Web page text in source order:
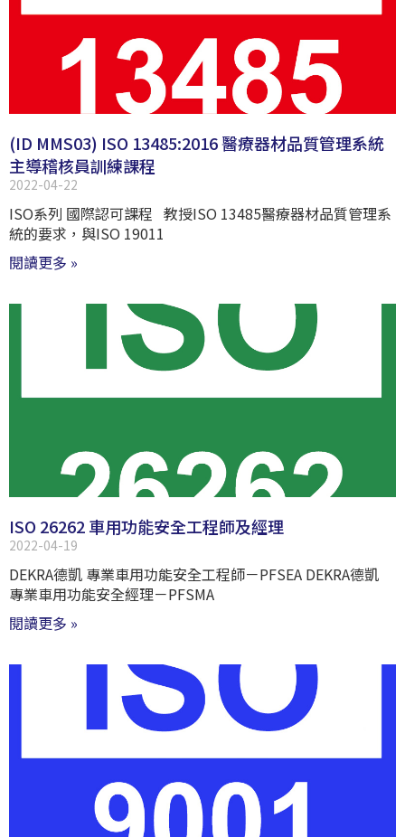
(ID MMS03) ISO 13485:2016 醫療器材品質管理系統
主導稽核員訓練課程
2022-04-22
ISO系列 國際認可課程 教授ISO 13485醫療器材品質管理系
統的要求，與ISO 19011
閱讀更多 »
ISO 26262 車用功能安全工程師及經理
2022-04-19
DEKRA德凱 專業車用功能安全工程師－PFSEA DEKRA德凱
專業車用功能安全經理－PFSMA
閱讀更多 »